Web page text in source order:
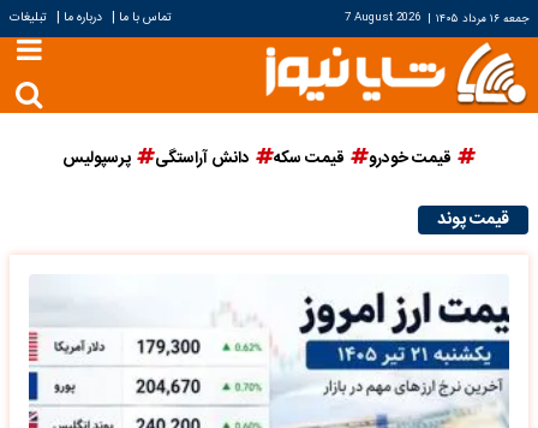
جمعه ۱۶ مرداد ۱۴۰۵ |
7 August 2026 تماس با ما | درباره ما | تبلیغات
قیمت خودرو قیمت سکه دانش آراستگی پرسپولیس
قیمت پوند